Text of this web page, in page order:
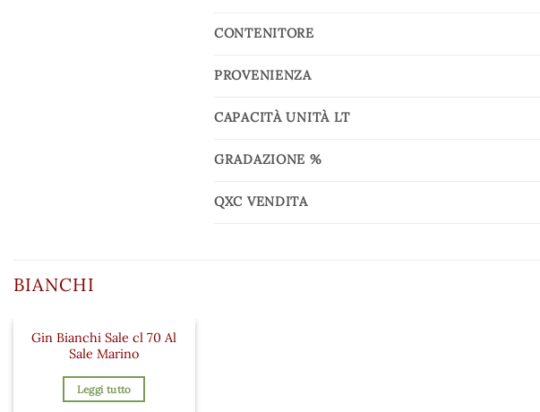
CONTENITORE
PROVENIENZA
CAPACITÀ UNITÀ LT
GRADAZIONE %
QXC VENDITA
BIANCHI
Gin Bianchi Sale cl 70 Al
Sale Marino
Leggi tutto